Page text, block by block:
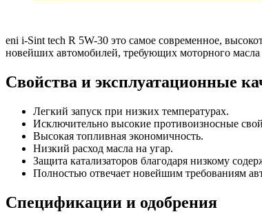
eni i-Sint tech R 5W-30 это самое современное,
новейших автомобилей, требующих моторного
Свойства и эксплуатационные
Легкий запуск при низких температурах.
Исключительно высокие противоизносные
Высокая топливная экономичность.
Низкий расход масла на угар.
Защита катализаторов благодаря низкому
Полностью отвечает новейшим требованиям
Спецификации и одобрения